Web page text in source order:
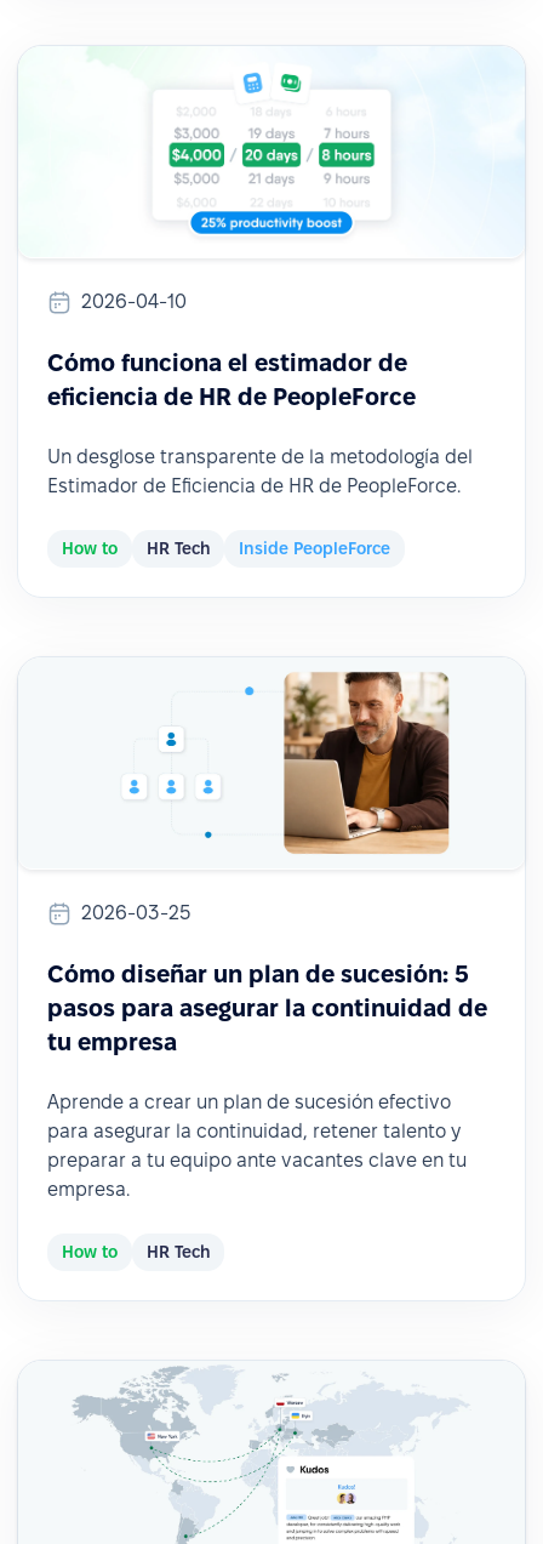
2026-04-10
Cómo funciona el estimador de
eficiencia de HR de PeopleForce
Un desglose transparente de la metodología del
Estimador de Eficiencia de HR de PeopleForce.
How to HR Tech Inside PeopleForce
2026-03-25
Cómo diseñar un plan de sucesión: 5
pasos para asegurar la continuidad de
tu empresa
Aprende a crear un plan de sucesión efectivo
para asegurar la continuidad, retener talento y
preparar a tu equipo ante vacantes clave en tu
empresa.
How to HR Tech